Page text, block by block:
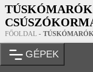
TÚSKÓMARÓK
FŐOLDAL -
GÉPEK